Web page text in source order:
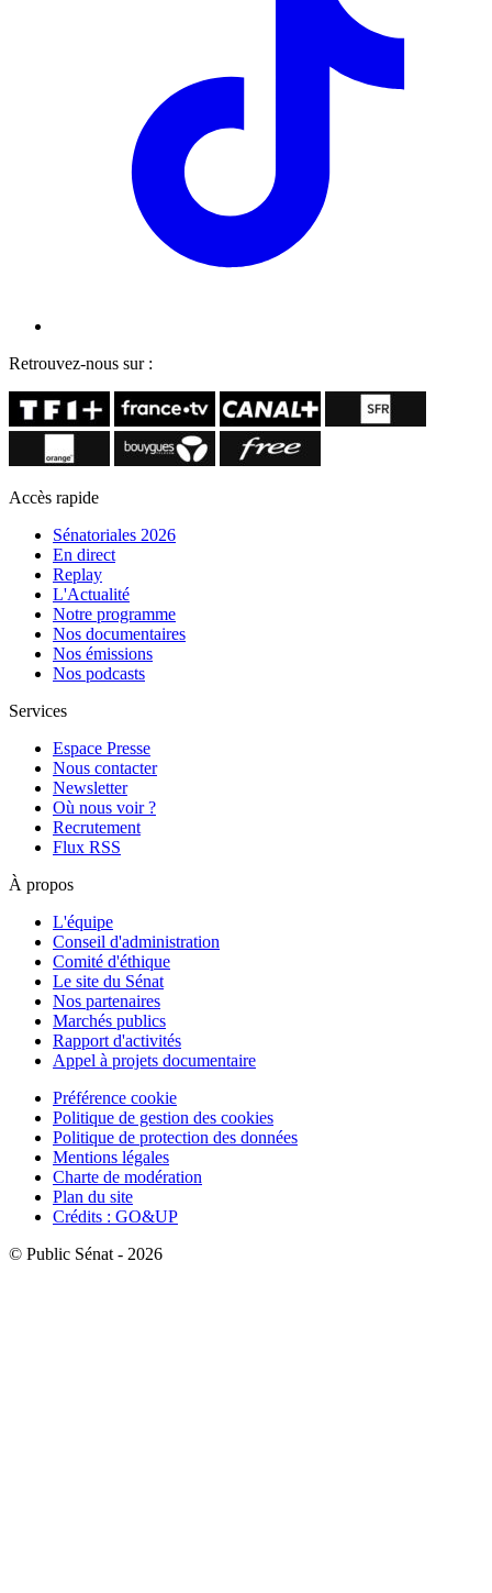
Retrouvez-nous sur :
Accès rapide
Sénatoriales 2026
En direct
Replay
L'Actualité
Notre programme
Nos documentaires
Nos émissions
Nos podcasts
Services
Espace Presse
Nous contacter
Newsletter
Où nous voir ?
Recrutement
Flux RSS
À propos
L'équipe
Conseil d'administration
Comité d'éthique
Le site du Sénat
Nos partenaires
Marchés publics
Rapport d'activités
Appel à projets documentaire
Préférence cookie
Politique de gestion des cookies
Politique de protection des données
Mentions légales
Charte de modération
Plan du site
Crédits : GO&UP
© Public Sénat - 2026